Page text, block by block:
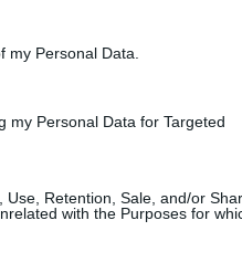
my Personal Data.
my Personal Data for Targeted
Retention, Sale, and/or
with the Purposes for
paz interior la esperan
respirando
y
la esperanza.